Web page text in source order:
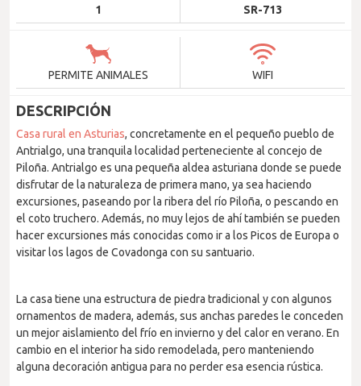
1
SR-713
PERMITE ANIMALES WIFI
DESCRIPCIÓN
Casa rural en Asturias, concretamente en el pequeño pueblo de
Antrialgo, una tranquila localidad perteneciente al concejo de
Piloña. Antrialgo es una pequeña aldea asturiana donde se puede
disfrutar de la naturaleza de primera mano, ya sea haciendo
excursiones, paseando por la ribera del río Piloña, o pescando en
el coto truchero. Además, no muy lejos de ahí también se pueden
hacer excursiones más conocidas como ir a los Picos de Europa o
visitar los lagos de Covadonga con su santuario.
La casa tiene una estructura de piedra tradicional y con algunos
ornamentos de madera, además, sus anchas paredes le conceden
un mejor aislamiento del frío en invierno y del calor en verano. En
cambio en el interior ha sido remodelada, pero manteniendo
alguna decoración antigua para no perder esa esencia rústica.